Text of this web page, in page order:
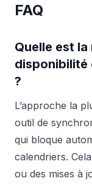
FAQ
Quelle est
disponibilité
?
L’approche la
outil de
qui bloque
calendriers.
ou des mises à